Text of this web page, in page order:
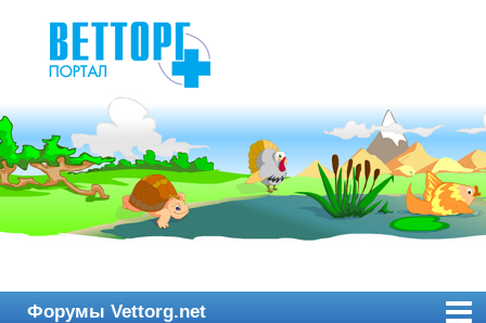
Форумы Vettorg.net